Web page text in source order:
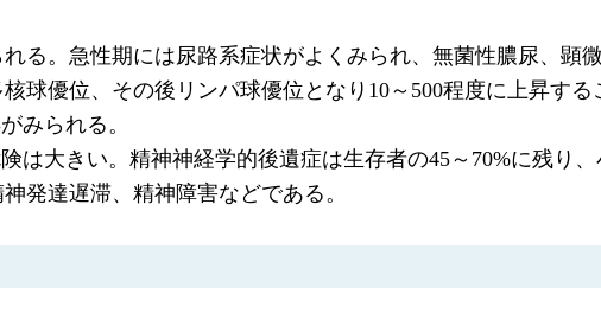
る。急性期には尿路系症状がよくみられ、無菌性膿尿、顕
球優位、その後リンパ球優位となり10～500程度に上昇す
みられる。
は大きい。精神神経学的後遺症は生存者の45～70%に残り
発達遅滞、精神障害などである。